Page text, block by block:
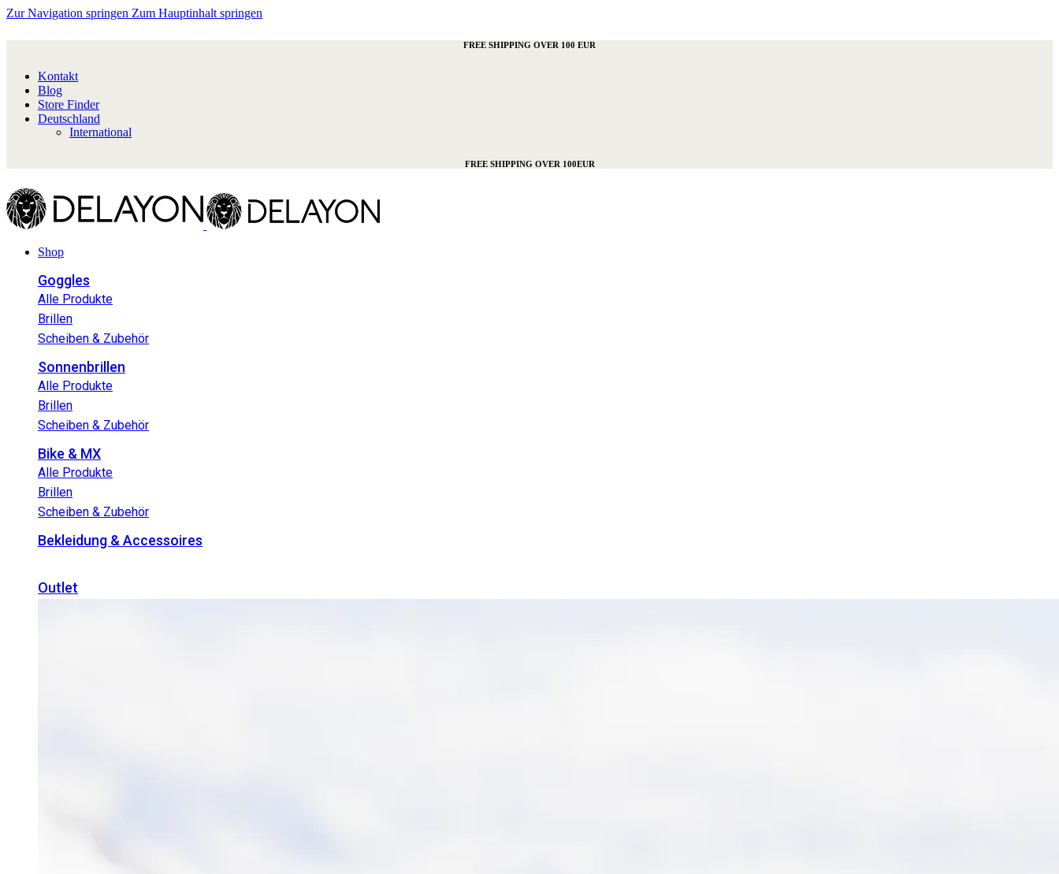
Zur Navigation springen Zum Hauptinhalt springen
FREE SHIPPING OVER 100 EUR
Kontakt
Blog
Store Finder
Deutschland
International
FREE SHIPPING OVER 100EUR
Shop
Goggles
Alle Produkte
Brillen
Scheiben & Zubehör
Sonnenbrillen
Alle Produkte
Brillen
Scheiben & Zubehör
Bike & MX
Alle Produkte
Brillen
Scheiben & Zubehör
Bekleidung & Accessoires
Outlet